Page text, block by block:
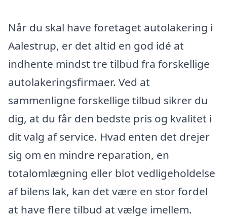
Når du skal have foretaget autolakering i
Aalestrup, er det altid en god idé at
indhente mindst tre tilbud fra forskellige
autolakeringsfirmaer. Ved at
sammenligne forskellige tilbud sikrer du
dig, at du får den bedste pris og kvalitet i
dit valg af service. Hvad enten det drejer
sig om en mindre reparation, en
totalomlægning eller blot vedligeholdelse
af bilens lak, kan det være en stor fordel
at have flere tilbud at vælge imellem.